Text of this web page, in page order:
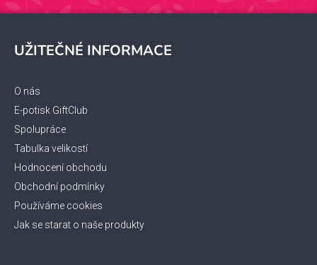
UŽITEČNÉ INFORMACE
O nás
E-potisk GiftClub
Spolupráce
Tabulka velikostí
Hodnocení obchodu
Obchodní podmínky
Používáme cookies
Jak se starat o naše produkty